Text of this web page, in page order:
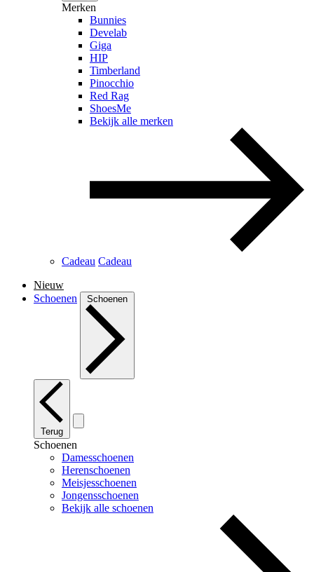
Merken
Bunnies
Develab
Giga
HIP
Timberland
Pinocchio
Red Rag
ShoesMe
Bekijk alle merken
Cadeau Cadeau
Nieuw
Schoenen
Schoenen
Terug
Schoenen
Damesschoenen
Herenschoenen
Meisjesschoenen
Jongensschoenen
Bekijk alle schoenen